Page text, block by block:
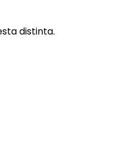
distinta.